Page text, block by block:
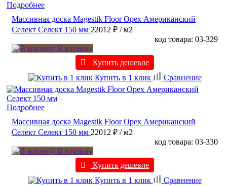
Подробнее
Массивная доска Magestik Floor Орех Американский
Селект Селект 150 мм 22012 ₽ / м2
код товара: 03-329
В корзину
Купить дешевле
Купить в 1 клик
Сравнение
Подробнее
Массивная доска Magestik Floor Орех Американский
Селект Селект 150 мм 22012 ₽ / м2
код товара: 03-330
В корзину
Купить дешевле
Купить в 1 клик
Сравнение